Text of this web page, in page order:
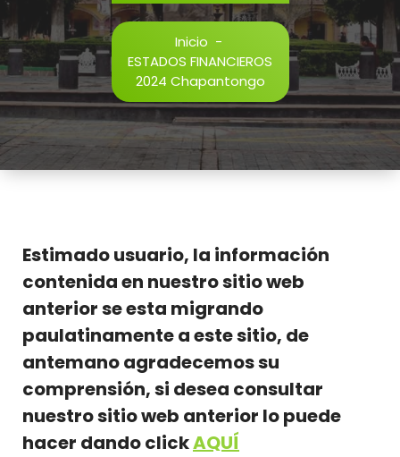
Inicio -
ESTADOS FINANCIEROS
2024 Chapantongo
Estimado usuario, la información
contenida en nuestro sitio web
anterior se esta migrando
paulatinamente a este sitio, de
antemano agradecemos su
comprensión, si desea consultar
nuestro sitio web anterior lo puede
hacer dando clickAQUÍ